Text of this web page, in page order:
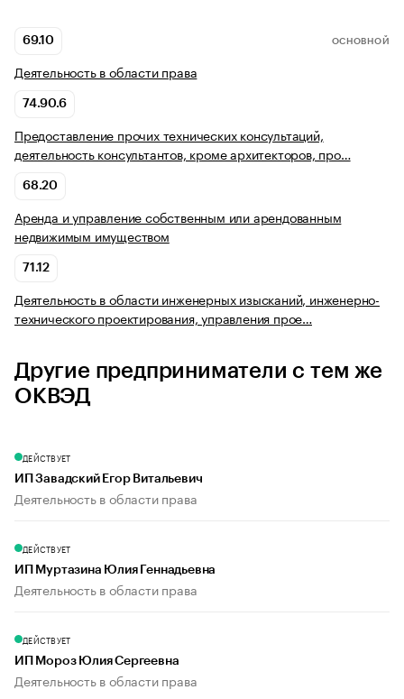
69.10 ОСНОВНОЙ
Деятельность в области права
74.90.6
Предоставление прочих технических консультаций,
деятельность консультантов, кроме архитекторов, про…
68.20
Аренда и управление собственным или арендованным
недвижимым имуществом
71.12
Деятельность в области инженерных изысканий, инженерно-
технического проектирования, управления прое…
Другие предприниматели с тем же
ОКВЭД
ДЕЙСТВУЕТ
ИП Завадский Егор Витальевич
Деятельность в области права
ДЕЙСТВУЕТ
ИП Муртазина Юлия Геннадьевна
Деятельность в области права
ДЕЙСТВУЕТ
ИП Мороз Юлия Сергеевна
Деятельность в области права